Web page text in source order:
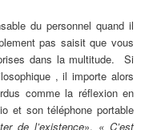
du personnel quand il
pas saisit que vous
dans la multitude. Si
, il importe alors
comme la réflexion en
et son téléphone portable
de l’existence». « C’est